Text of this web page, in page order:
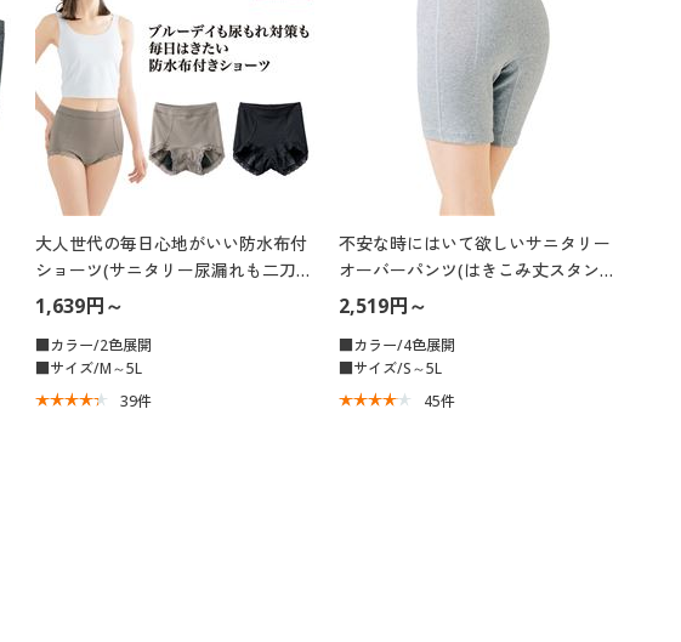
大人世代の毎日心地がいい防水布付
ショーツ(サニタリー尿漏れも二刀
流・羽根付きナプキン対応・はきこ
み丈スタンダード)
1,639円～
■カラー/2色展開
■サイズ/M～5L
39件
不安な時にはいて欲しいサニタリー
オーバーパンツ(はきこみ丈スタンダ
ード)
2,519円～
■カラー/4色展開
■サイズ/S～5L
45件